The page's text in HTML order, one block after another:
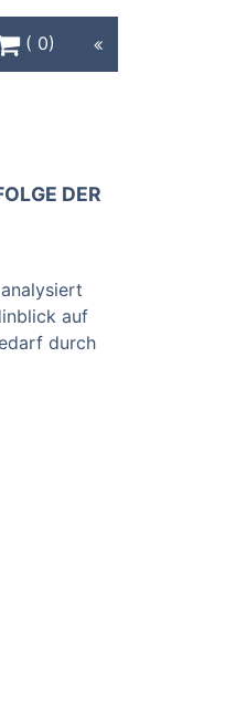
0
DER
auf
durch